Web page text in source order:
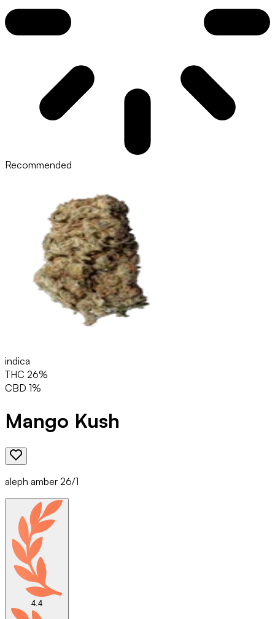
Recommended
indica
THC 26%
CBD 1%
Mango Kush
aleph amber 26/1
4.4